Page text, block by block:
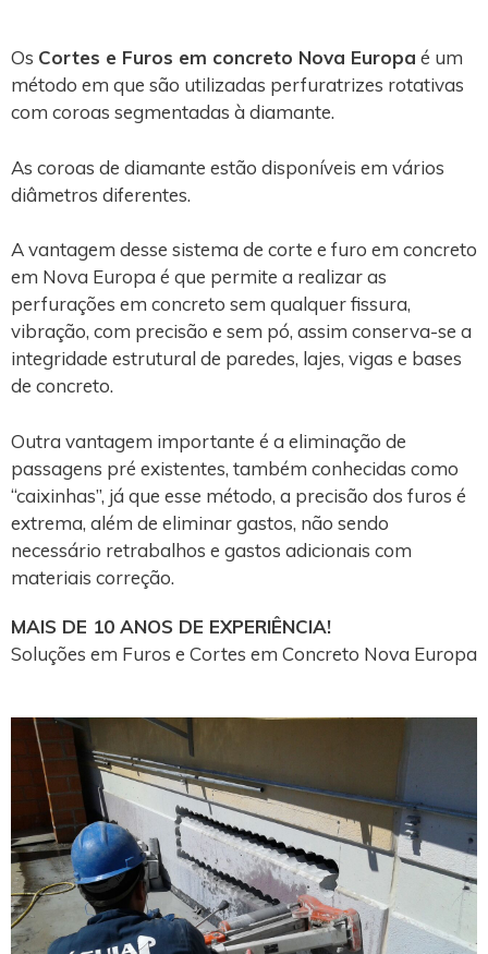
Os Cortes e Furos em concreto Nova Europa é um
método em que são utilizadas perfuratrizes rotativas
com coroas segmentadas à diamante.
As coroas de diamante estão disponíveis em vários
diâmetros diferentes.
A vantagem desse sistema de corte e furo em concreto
em Nova Europa é que permite a realizar as
perfurações em concreto sem qualquer fissura,
vibração, com precisão e sem pó, assim conserva-se a
integridade estrutural de paredes, lajes, vigas e bases
de concreto.
Outra vantagem importante é a eliminação de
passagens pré existentes, também conhecidas como
“caixinhas”, já que esse método, a precisão dos furos é
extrema, além de eliminar gastos, não sendo
necessário retrabalhos e gastos adicionais com
materiais correção.
MAIS DE 10 ANOS DE EXPERIÊNCIA!
Soluções em Furos e Cortes em Concreto Nova Europa